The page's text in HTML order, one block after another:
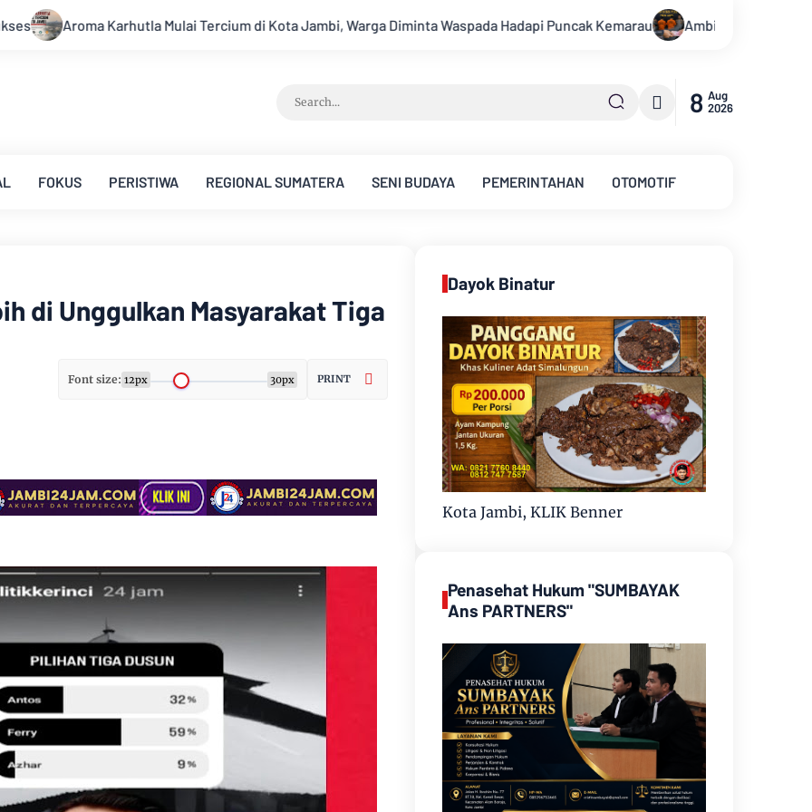
di Kota Jambi, Warga Diminta Waspada Hadapi Puncak Kemarau Ambisi Menjadi Polisi Dimanfaatkan Oknum, Dua
8 Aug
2026
FOKUS PERISTIWA REGIONAL SUMATERA SENI BUDAYA PEMERINTAHAN OTOMOTIF
di Unggulkan Masyarakat Tiga
Font size: 12px 30px PRINT
Dayok Binatur
Kota Jambi, KLIK Benner
Penasehat Hukum "SUMBAYAK
Ans PARTNERS"